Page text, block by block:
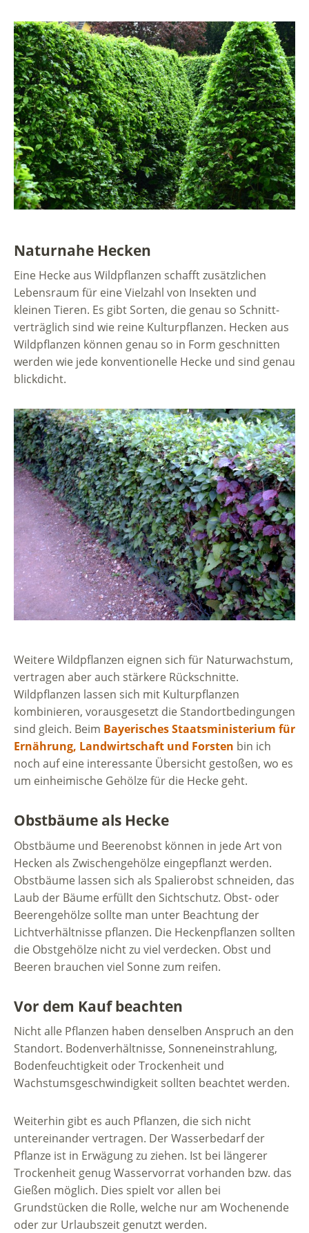
Naturnahe Hecken
Eine Hecke aus Wildpflanzen schafft zusätzlichen
Lebensraum für eine Vielzahl von Insekten und
kleinen Tieren. Es gibt Sorten, die genau so Schnitt-
verträglich sind wie reine Kulturpflanzen. Hecken aus
Wildpflanzen können genau so in Form geschnitten
werden wie jede konventionelle Hecke und sind genau
blickdicht.
Weitere Wildpflanzen eignen sich für Naturwachstum,
vertragen aber auch stärkere Rückschnitte.
Wildpflanzen lassen sich mit Kulturpflanzen
kombinieren, vorausgesetzt die Standortbedingungen
sind gleich. Beim Bayerisches Staatsministerium für
Ernährung, Landwirtschaft und Forsten bin ich
noch auf eine interessante Übersicht gestoßen, wo es
um einheimische Gehölze für die Hecke geht.
Obstbäume als Hecke
Obstbäume und Beerenobst können in jede Art von
Hecken als Zwischengehölze eingepflanzt werden.
Obstbäume lassen sich als Spalierobst schneiden, das
Laub der Bäume erfüllt den Sichtschutz. Obst- oder
Beerengehölze sollte man unter Beachtung der
Lichtverhältnisse pflanzen. Die Heckenpflanzen sollten
die Obstgehölze nicht zu viel verdecken. Obst und
Beeren brauchen viel Sonne zum reifen.
Vor dem Kauf beachten
Nicht alle Pflanzen haben denselben Anspruch an den
Standort. Bodenverhältnisse, Sonneneinstrahlung,
Bodenfeuchtigkeit oder Trockenheit und
Wachstumsgeschwindigkeit sollten beachtet werden.
Weiterhin gibt es auch Pflanzen, die sich nicht
untereinander vertragen. Der Wasserbedarf der
Pflanze ist in Erwägung zu ziehen. Ist bei längerer
Trockenheit genug Wasservorrat vorhanden bzw. das
Gießen möglich. Dies spielt vor allen bei
Grundstücken die Rolle, welche nur am Wochenende
oder zur Urlaubszeit genutzt werden.